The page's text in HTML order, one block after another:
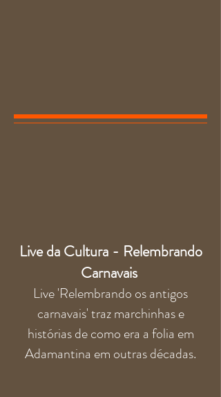
Live da Cultura - Relembrando
Carnavais
Live 'Relembrando os antigos
carnavais' traz marchinhas e
histórias de como era a folia em
Adamantina em outras décadas.